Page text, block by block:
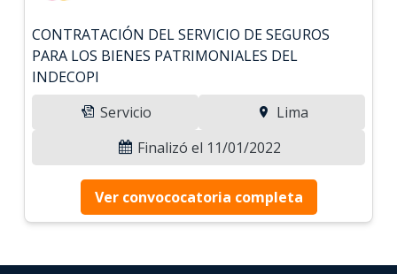
CONTRATACIÓN DEL SERVICIO DE SEGUROS
PARA LOS BIENES PATRIMONIALES DEL
INDECOPI
Servicio
Lima
Finalizó el 11/01/2022
Ver convococatoria completa